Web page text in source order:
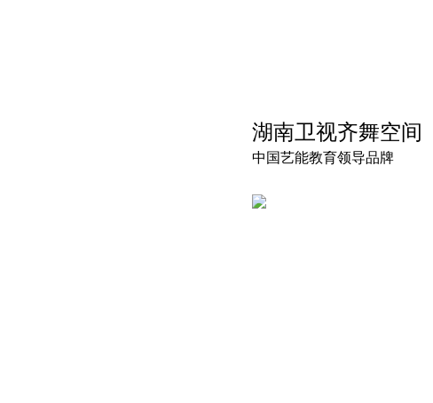
湖南卫视齐舞空间
中国艺能教育领导品牌